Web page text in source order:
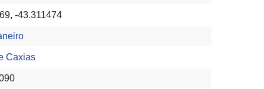
-43.311474
Caxias